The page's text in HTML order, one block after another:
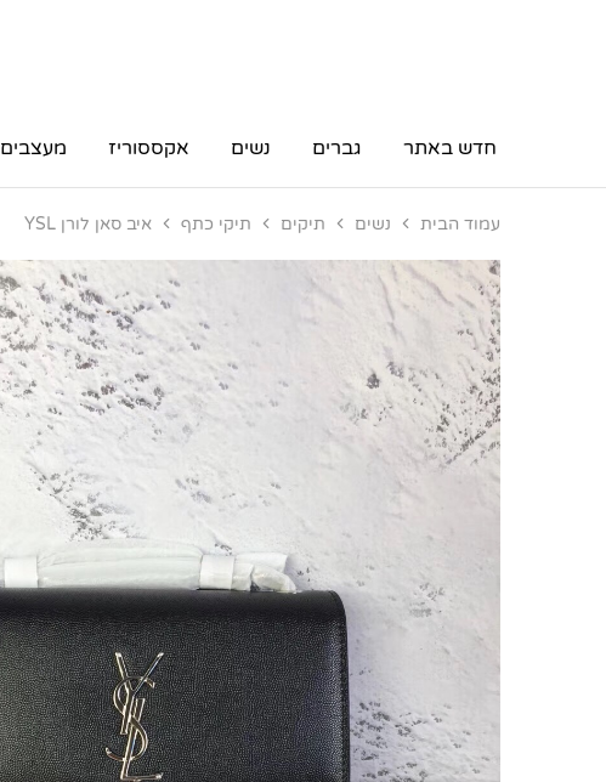
חדש באתר גברים נשים אקססוריז מעצבים
עמוד הבית נשים תיקים תיקי כתף איב סאן לורן YSL